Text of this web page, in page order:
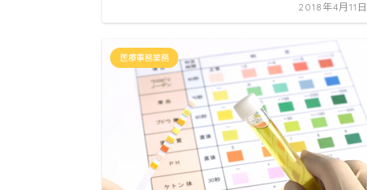
2018年4月11日
医療事務業務